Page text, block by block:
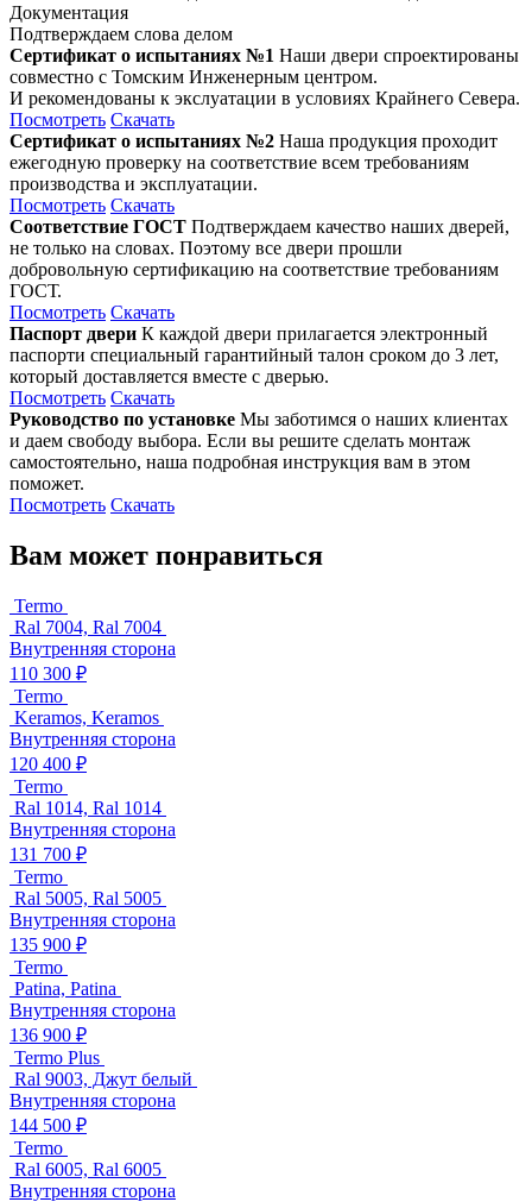
Документация
Подтверждаем слова делом
Сертификат о испытаниях №1 Наши двери спроектированы
совместно с Томским Инженерным центром.
И рекомендованы к экслуатации в условиях Крайнего Севера.
Посмотреть Скачать
Сертификат о испытаниях №2 Наша продукция проходит
ежегодную проверку на соответствие всем требованиям
производства и эксплуатации.
Посмотреть Скачать
Соответствие ГОСТ Подтверждаем качество наших дверей,
не только на словах. Поэтому все двери прошли
добровольную сертификацию на соответствие требованиям
ГОСТ.
Посмотреть Скачать
Паспорт двери К каждой двери прилагается электронный
паспорти специальный гарантийный талон сроком до 3 лет,
который доставляется вместе с дверью.
Посмотреть Скачать
Руководство по установке Мы заботимся о наших клиентах
и даем свободу выбора. Если вы решите сделать монтаж
самостоятельно, наша подробная инструкция вам в этом
поможет.
Посмотреть Скачать
Вам может понравиться
Termo
Ral 7004, Ral 7004
Внутренняя сторона
110 300 ₽
Termo
Keramos, Keramos
Внутренняя сторона
120 400 ₽
Termo
Ral 1014, Ral 1014
Внутренняя сторона
131 700 ₽
Termo
Ral 5005, Ral 5005
Внутренняя сторона
135 900 ₽
Termo
Patina, Patina
Внутренняя сторона
136 900 ₽
Termo Plus
Ral 9003, Джут белый
Внутренняя сторона
144 500 ₽
Termo
Ral 6005, Ral 6005
Внутренняя сторона